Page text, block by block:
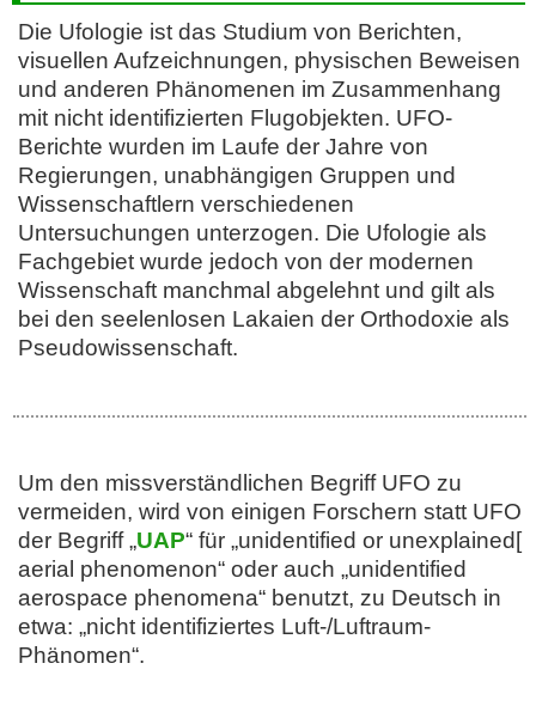
Die Ufologie ist das Studium von Berichten,
visuellen Aufzeichnungen, physischen Beweisen
und anderen Phänomenen im Zusammenhang
mit nicht identifizierten Flugobjekten. UFO-
Berichte wurden im Laufe der Jahre von
Regierungen, unabhängigen Gruppen und
Wissenschaftlern verschiedenen
Untersuchungen unterzogen. Die Ufologie als
Fachgebiet wurde jedoch von der modernen
Wissenschaft manchmal abgelehnt und gilt als
bei den seelenlosen Lakaien der Orthodoxie als
Pseudowissenschaft.
Um den missverständlichen Begriff UFO zu
vermeiden, wird von einigen Forschern statt UFO
der Begriff „UAP“ für „unidentified or unexplained[
aerial phenomenon“ oder auch „unidentified
aerospace phenomena“ benutzt, zu Deutsch in
etwa: „nicht identifiziertes Luft-/Luftraum-
Phänomen“.